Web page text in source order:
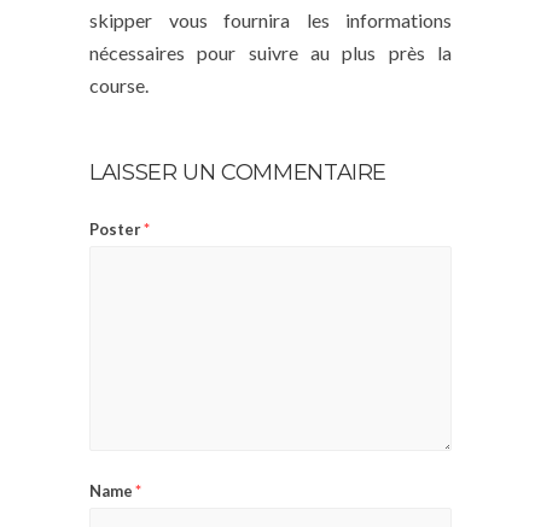
skipper vous fournira les informations
nécessaires pour suivre au plus près la
course.
LAISSER UN COMMENTAIRE
Poster*
Name*